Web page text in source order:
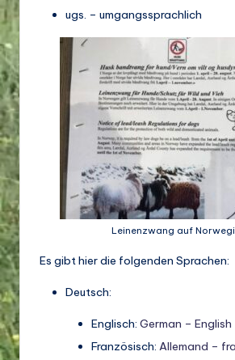
ugs. – umgangssprachlich
Leinenzwang auf
Es gibt hier die folgenden Sprachen:
Deutsch:
Englisch: German – English
Französisch: Allemand –